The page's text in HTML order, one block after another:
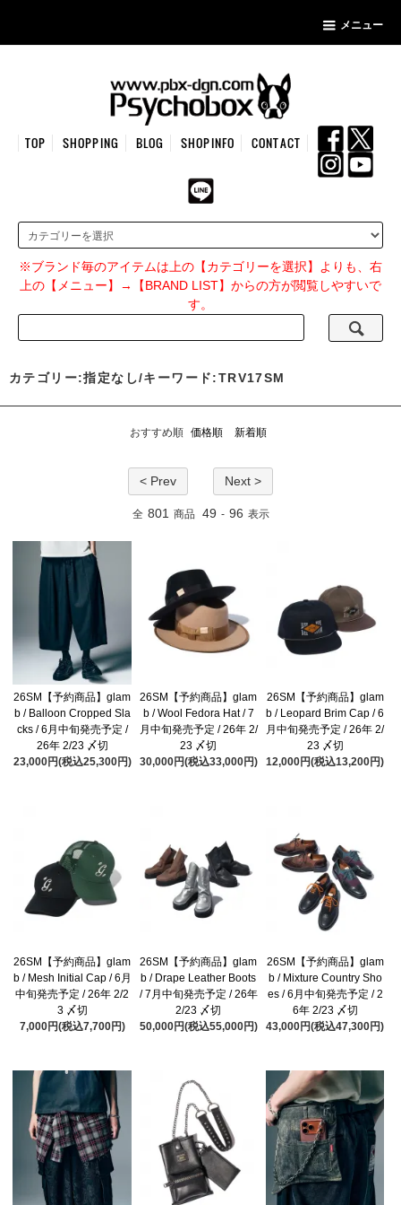
メニュー
TOP SHOPPING BLOG SHOPINFO CONTACT
※ブランド毎のアイテムは上の【カテゴリーを選択】よりも、右
上の【メニュー】→【BRAND LIST】からの方が閲覧しやすいで
す。
カテゴリー:指定なし/キーワード:TRV17SM
おすすめ順 価格順 新着順
< Prev Next >
全 801 商品 49 - 96 表示
26SM【予約商品】glam
b / Balloon Cropped Sla
cks / 6月中旬発売予定 /
26年 2/23 〆切
23,000円(税込25,300円)
26SM【予約商品】glam
b / Wool Fedora Hat / 7
月中旬発売予定 / 26年 2/
23 〆切
30,000円(税込33,000円)
26SM【予約商品】glam
b / Leopard Brim Cap / 6
月中旬発売予定 / 26年 2/
23 〆切
12,000円(税込13,200円)
26SM【予約商品】glam
b / Mesh Initial Cap / 6月
中旬発売予定 / 26年 2/2
3 〆切
7,000円(税込7,700円)
26SM【予約商品】glam
b / Drape Leather Boots
/ 7月中旬発売予定 / 26年
2/23 〆切
50,000円(税込55,000円)
26SM【予約商品】glam
b / Mixture Country Sho
es / 6月中旬発売予定 / 2
6年 2/23 〆切
43,000円(税込47,300円)